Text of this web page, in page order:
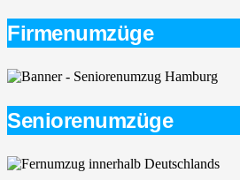
Firmenumzüge
Seniorenumzüge